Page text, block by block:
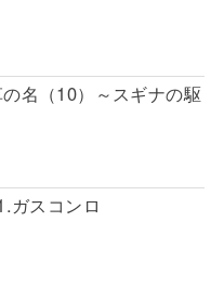
名（10）～スギナの駆
ガスコンロ